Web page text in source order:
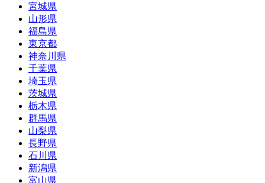
宮城県
山形県
福島県
東京都
神奈川県
千葉県
埼玉県
茨城県
栃木県
群馬県
山梨県
長野県
石川県
新潟県
富山県